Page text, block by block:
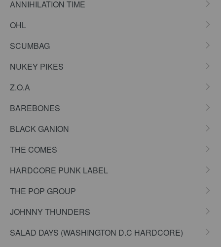
ANNIHILATION TIME
OHL
SCUMBAG
NUKEY PIKES
Z.O.A
BAREBONES
BLACK GANION
THE COMES
HARDCORE PUNK LABEL
THE POP GROUP
JOHNNY THUNDERS
SALAD DAYS (WASHINGTON D.C HARDCORE)